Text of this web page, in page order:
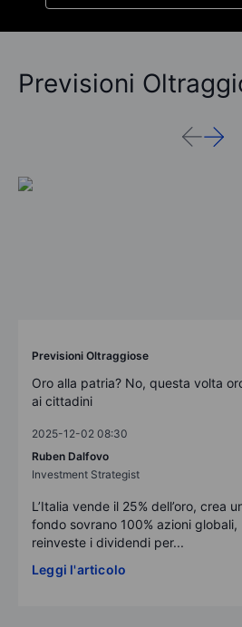
Previsioni
Previsioni Oltraggiose
Oro alla patria? No, questa volta
ai cittadini
2025-12-02 08:30
Ruben Dalfovo
Investment Strategist
L’Italia vende il 25% dell’oro, crea
fondo sovrano 100% azioni globali,
reinveste i dividendi per...
Leggi l'articolo